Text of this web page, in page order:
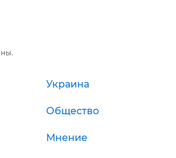
Украина
Общество
Мнение